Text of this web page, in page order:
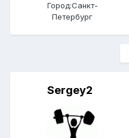
Город:Санкт-
Петербург
Sergey2